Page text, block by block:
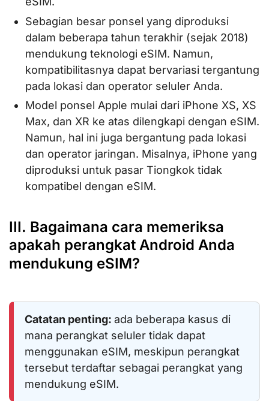
Sebagian besar ponsel yang diproduksi
dalam beberapa tahun terakhir (sejak 2018)
mendukung teknologi eSIM. Namun,
kompatibilitasnya dapat bervariasi tergantung
pada lokasi dan operator seluler Anda.
Model ponsel Apple mulai dari iPhone XS, XS
Max, dan XR ke atas dilengkapi dengan eSIM.
Namun, hal ini juga bergantung pada lokasi
dan operator jaringan. Misalnya, iPhone yang
diproduksi untuk pasar Tiongkok tidak
kompatibel dengan eSIM.
III. Bagaimana cara memeriksa
apakah perangkat Android Anda
mendukung eSIM?
Catatan penting: ada beberapa kasus di
mana perangkat seluler tidak dapat
menggunakan eSIM, meskipun perangkat
tersebut terdaftar sebagai perangkat yang
mendukung eSIM.